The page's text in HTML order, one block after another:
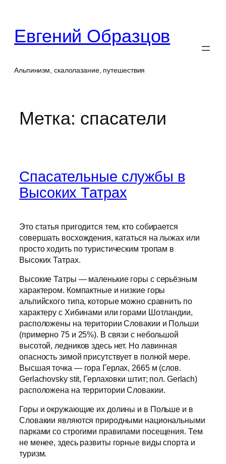
содержимому
Евгений Образцов
Альпинизм, скалолазание, путешествия
Метка: спасатели
Спасательные службы в
Высоких Татрах
Это статья пригодится тем, кто собирается
совершать восхождения, кататься на лыжах или
просто ходить по туристическим тропам в
Высоких Татрах.
Высокие Татры — маленькие горы с серьёзным
характером. Компактные и низкие горы
альпийского типа, которые можно сравнить по
характеру с Хибинами или горами Шотландии,
расположены на територии Словакии и Польши
(примерно 75 и 25%). В связи с небольшой
высотой, ледников здесь нет. Но лавинная
опасность зимой присутствует в полной мере.
Высшая точка — гора Герлах, 2665 м (слов.
Gerlachovsky stit, Герлаховки штит; пол. Gerlach)
расположена на территории Словакии.
Горы и окружающие их долины и в Польше и в
Словакии являются природными национальными
парками со строгими правилами посещения. Тем
не менее, здесь развиты горные виды спорта и
туризм.